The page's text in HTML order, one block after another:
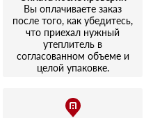
повреждений.
Вы оплачиваете заказ
после того, как убедитесь,
что приехал нужный
утеплитель в
согласованном объеме и
целой упаковке.